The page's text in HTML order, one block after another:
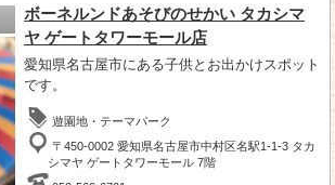
ボーネルンドあそびのせかい タカシマ
ヤ ゲートタワーモール店
愛知県名古屋市にある子供とお出かけスポット
です。
遊園地・テーマパーク
〒450-0002 愛知県名古屋市中村区名駅1-1-3 タカ
シマヤ ゲートタワーモール 7階